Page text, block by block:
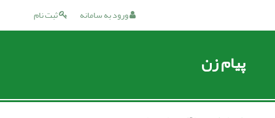
ثبت نام ورود به سامانه
پیام زن